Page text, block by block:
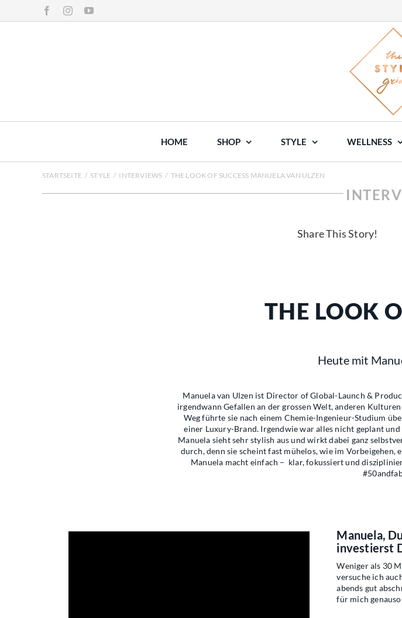
FacebookInstagramYouTube
HOME SHOP STYLE WELLNESS
STARTSEITE / STYLE / INTERVIEWS / THE LOOK OF SUCCESS MANUELA VAN ULZEN
Share This Story!
THE LOOK
Heute mit
Manuela van Ulzen ist Director of Global-Launch &
irgendwann Gefallen an der grossen Welt, anderen
Weg führte sie nach einem Chemie-Ingenieur-Studium
einer Luxury-Brand. Irgendwie war alles nicht geplant
Manuela sieht sehr stylish aus und wirkt dabei ganz
durch, denn sie scheint fast mühelos, wie im
Manuela macht einfach – klar, fokussiert und
Manuela,
investierst
Weniger als 30
versuche ich
abends gut
für mich